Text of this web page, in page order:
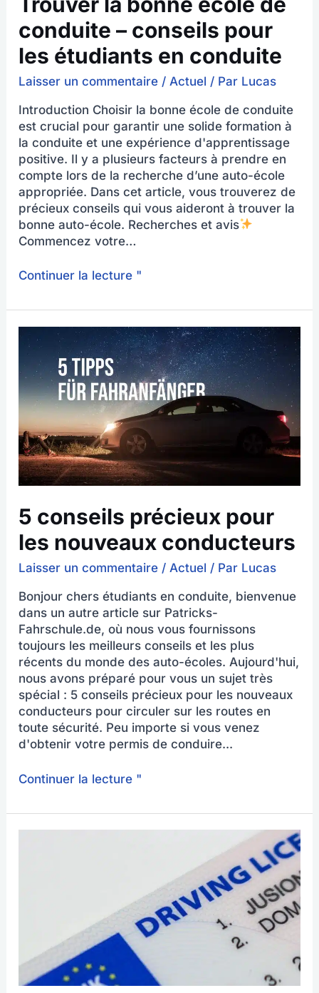
conduite – conseils pour
les étudiants en conduite
Laisser un commentaire / Actuel / Par Lucas
Introduction Choisir la bonne école de conduite
est crucial pour garantir une solide formation à
la conduite et une expérience d'apprentissage
positive. Il y a plusieurs facteurs à prendre en
compte lors de la recherche d’une auto-école
appropriée. Dans cet article, vous trouverez de
précieux conseils qui vous aideront à trouver la
bonne auto-école. Recherches et avis
Commencez votre…
Continuer la lecture "
5 conseils précieux pour
les nouveaux conducteurs
Laisser un commentaire /Actuel / Par Lucas
Bonjour chers étudiants en conduite, bienvenue
dans un autre article sur Patricks-
Fahrschule.de, où nous vous fournissons
toujours les meilleurs conseils et les plus
récents du monde des auto-écoles. Aujourd'hui,
nous avons préparé pour vous un sujet très
spécial : 5 conseils précieux pour les nouveaux
conducteurs pour circuler sur les routes en
toute sécurité. Peu importe si vous venez
d'obtenir votre permis de conduire...
conseils
précieux
pour
les
nouveaux
conducteurs
Continuer la lecture "
que
vous